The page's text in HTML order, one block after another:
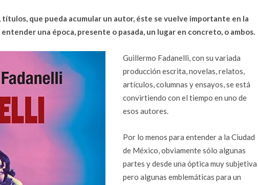
títulos, que pueda acumular un autor, éste se vuelve importante en la
una época, presente o pasada, un lugar en concreto, o ambos.
Guillermo Fadanelli, con su variada
producción escrita, novelas, relatos,
artículos, columnas y ensayos, se está
convirtiendo con el tiempo en uno de
esos autores.
Por lo menos para entender a la Ciudad
de México, obviamente sólo algunas
partes y desde una óptica muy subjetiva
pero algunas emblemáticas para un